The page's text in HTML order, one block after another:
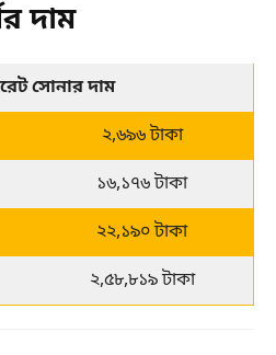
দাম
সোনার দাম
২,৬৯৬ টাকা
১৬,১৭৬ টাকা
২২,১৯০ টাকা
২,৫৮,৮১৯ টাকা